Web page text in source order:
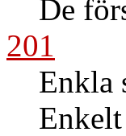
De
201
Enkla